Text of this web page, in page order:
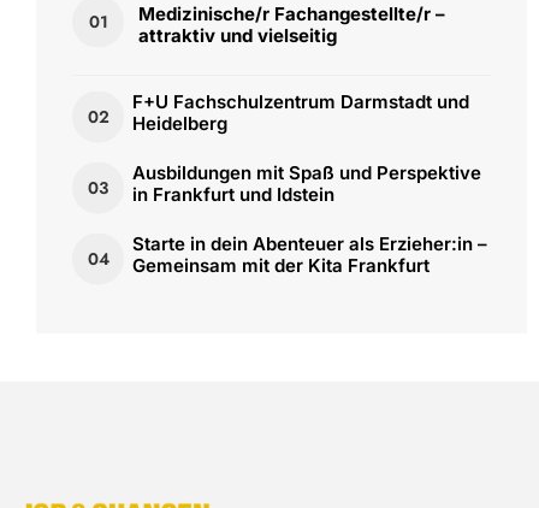
01
Medizinische/r Fachangestellte/r –
attraktiv und vielseitig
02
F+U Fachschulzentrum Darmstadt und
Heidelberg
03
Ausbildungen mit Spaß und Perspektive
in Frankfurt und Idstein
04
Starte in dein Abenteuer als Erzieher:in –
Gemeinsam mit der Kita Frankfurt